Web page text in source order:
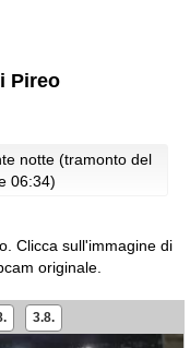
Pireo
notte (tramonto del
06:34)
Clicca sull'immagine di
originale.
3.8.